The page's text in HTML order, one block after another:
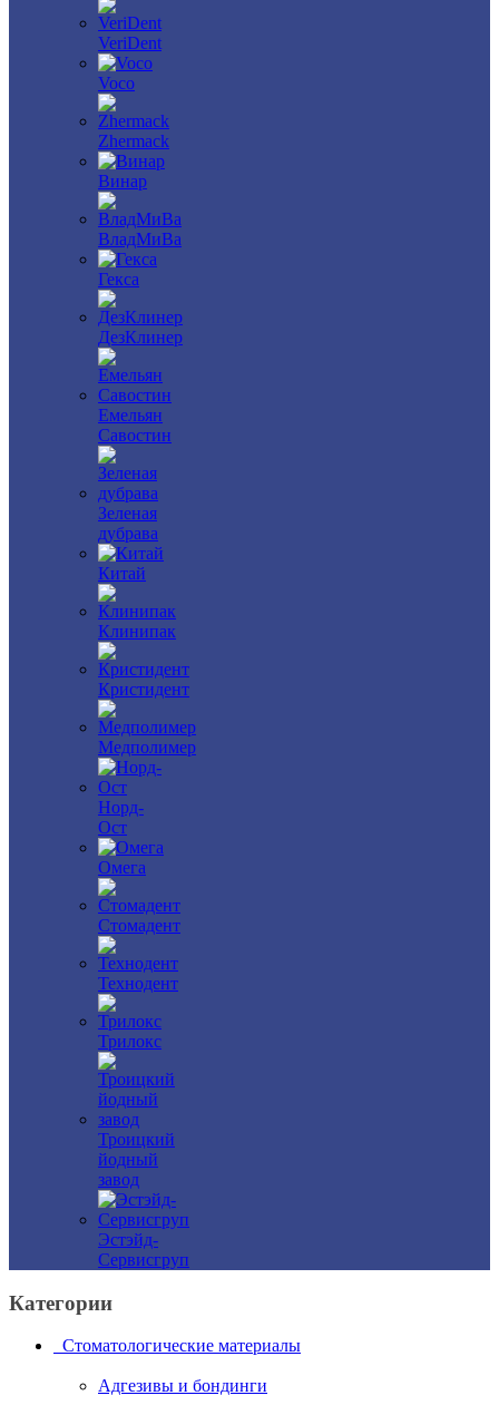
VeriDent
Voco
Zhermack
Винар
ВладМиВа
Гекса
ДезКлинер
Емельян
Савостин
Зеленая
дубрава
Китай
Клинипак
Кристидент
Медполимер
Норд-
Ост
Омега
Стомадент
Технодент
Трилокс
Троицкий
йодный
завод
Эстэйд-
Сервисгруп
Категории
Стоматологические материалы
Адгезивы и бондинги